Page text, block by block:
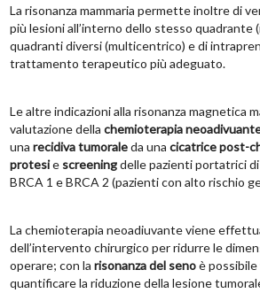
La risonanza mammaria permette inoltre di
più lesioni all’interno dello stesso quadrante
quadranti diversi (multicentrico) e di
trattamento terapeutico più adeguato.
Le altre indicazioni alla risonanza magnetica
valutazione della chemioterapia
una recidiva tumoraleda una cicatrice post-
protesie screeningdelle pazienti portatrici
BRCA 1 e BRCA 2 (pazienti con alto rischio
La chemioterapia neoadiuvante viene
dell’intervento chirurgico per ridurre le
operare; con la risonanza del senoè possibile
quantificare la riduzione della lesione